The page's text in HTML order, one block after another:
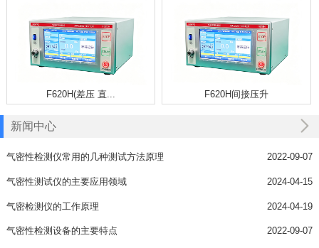
F620H(差压 直... F620H间接压升
新闻中心
气密性检测仪常用的几种测试方法原理 2022-09-07
气密性测试仪的主要应用领域 2024-04-15
气密检测仪的工作原理 2024-04-19
气密性检测设备的主要特点 2022-09-07